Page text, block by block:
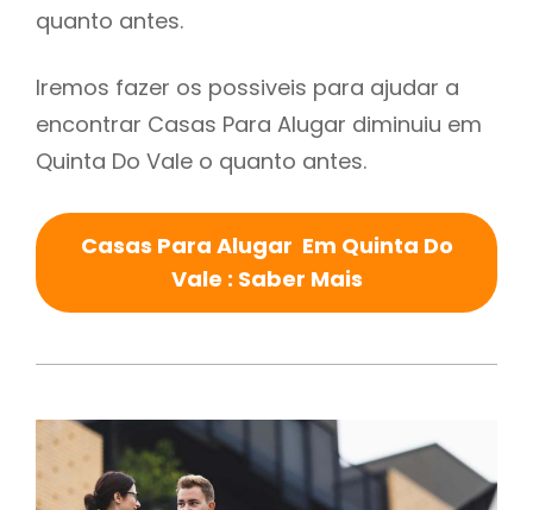
quanto antes.
Iremos fazer os possiveis para ajudar a
encontrar Casas Para Alugar diminuiu em
Quinta Do Vale o quanto antes.
Casas Para Alugar Em Quinta Do
Vale : Saber Mais